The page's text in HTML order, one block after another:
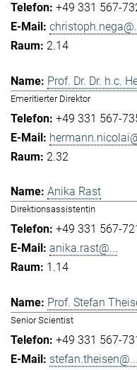
+49 331 567-
2.14
Prof. Dr. Dr. h.c.
Emeritierter Direktor
+49 331 567-
2.32
Anika Rast
Direktionsassistentin
+49 331 567-
anika.rast@...
1.14
Prof. Stefan
Senior Scientist
+49 331 567-
stefan.theisen@...